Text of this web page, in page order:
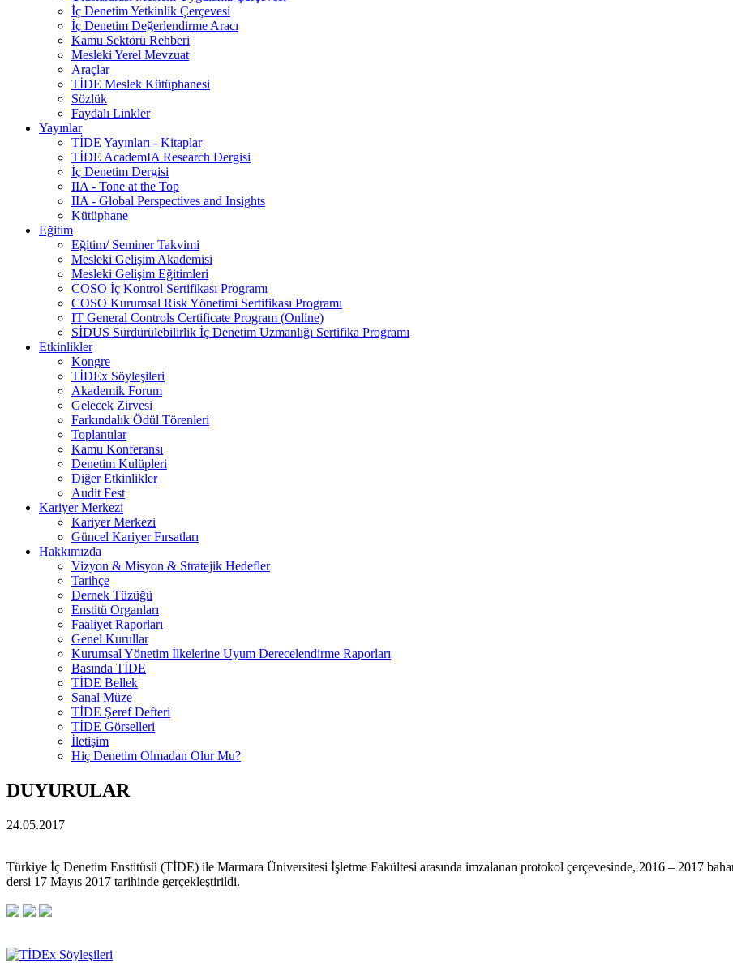
İç Denetim Yetkinlik Çerçevesi
İç Denetim Değerlendirme Aracı
Kamu Sektörü Rehberi
Mesleki Yerel Mevzuat
Araçlar
TİDE Meslek Kütüphanesi
Sözlük
Faydalı Linkler
Yayınlar
TİDE Yayınları - Kitaplar
TİDE AcademIA Research Dergisi
İç Denetim Dergisi
IIA - Tone at the Top
IIA - Global Perspectives and Insights
Kütüphane
Eğitim
Eğitim/ Seminer Takvimi
Mesleki Gelişim Akademisi
Mesleki Gelişim Eğitimleri
COSO İç Kontrol Sertifikası Programı
COSO Kurumsal Risk Yönetimi Sertifikası Programı
IT General Controls Certificate Program (Online)
SİDUS Sürdürülebilirlik İç Denetim Uzmanlığı Sertifika Programı
Etkinlikler
Kongre
TİDEx Söyleşileri
Akademik Forum
Gelecek Zirvesi
Farkındalık Ödül Törenleri
Toplantılar
Kamu Konferansı
Denetim Kulüpleri
Diğer Etkinlikler
Audit Fest
Kariyer Merkezi
Kariyer Merkezi
Güncel Kariyer Fırsatları
Hakkımızda
Vizyon & Misyon & Stratejik Hedefler
Tarihçe
Dernek Tüzüğü
Enstitü Organları
Faaliyet Raporları
Genel Kurullar
Kurumsal Yönetim İlkelerine Uyum Derecelendirme Raporları
Basında TİDE
TİDE Bellek
Sanal Müze
TİDE Şeref Defteri
TİDE Görselleri
İletişim
Hiç Denetim Olmadan Olur Mu?
DUYURULAR
24.05.2017
Türkiye İç Denetim Enstitüsü (TİDE) ile Marmara Üniversitesi İşletme Fakültesi arasında imzalanan protokol çerçevesinde, 2016 – 2017
dersi 17 Mayıs 2017 tarihinde gerçekleştirildi.